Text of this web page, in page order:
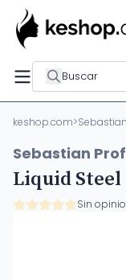
Buscar
keshop.com>Sebastian
Sebastian
Liquid Steel
Sin